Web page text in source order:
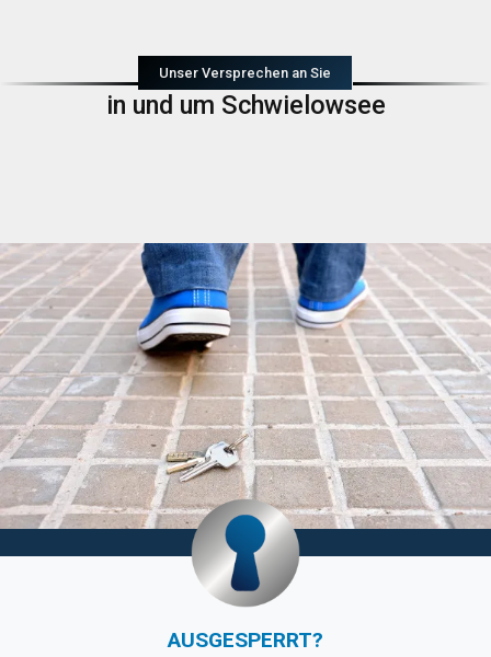
Unser Versprechen an Sie
in und um Schwielowsee
AUSGESPERRT?